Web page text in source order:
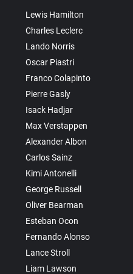
Lewis Hamilton
Charles Leclerc
Lando Norris
Oscar Piastri
Franco Colapinto
Pierre Gasly
Isack Hadjar
Max Verstappen
Alexander Albon
Carlos Sainz
Kimi Antonelli
George Russell
Oliver Bearman
Esteban Ocon
Fernando Alonso
Lance Stroll
Liam Lawson